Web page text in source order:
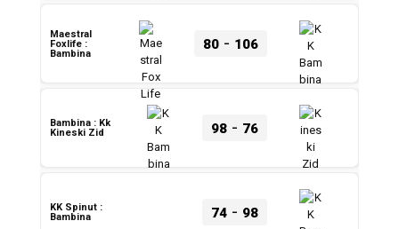
80- 106
Maestral
Foxlife :
Bambina
98- 76
Bambina : Kk
Kineski Zid
74- 98
KK Spinut :
Bambina